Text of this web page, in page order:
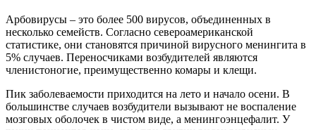
Арбовирусы – это более 500 вирусов, объединенных в
несколько семейств. Согласно североамериканской
статистике, они становятся причиной вирусного менингита в
5% случаев. Переносчиками возбудителей являются
членистоногие, преимущественно комары и клещи.
Пик заболеваемости приходится на лето и начало осени. В
большинстве случаев возбудители вызывают не воспаление
мозговых оболочек в чистом виде, а менингоэнцефалит. У